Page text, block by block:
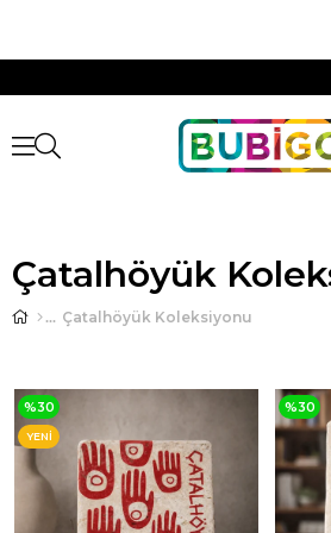
Çatalhöyük
Çatalhöyük Koleksiyonu
%30
YENI
%30